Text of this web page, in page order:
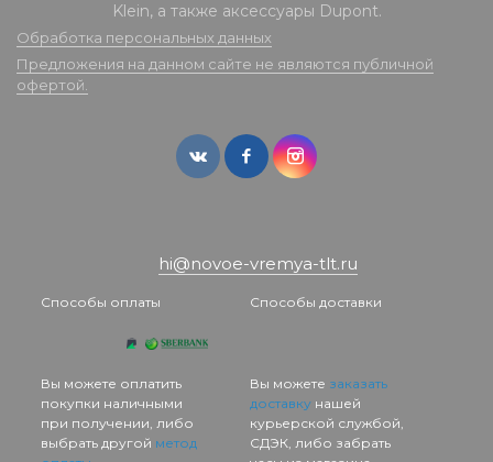
Klein, а также аксессуары Dupont.
Обработка персональных данных
Предложения на данном сайте не являются публичной
офертой.
hi@novoe-vremya-tlt.ru
Способы оплаты
Вы можете оплатить
покупки наличными
при получении, либо
выбрать другой метод
Способы доставки
Вы можете заказать
доставкунашей
курьерской службой,
СДЭК, либо забрать